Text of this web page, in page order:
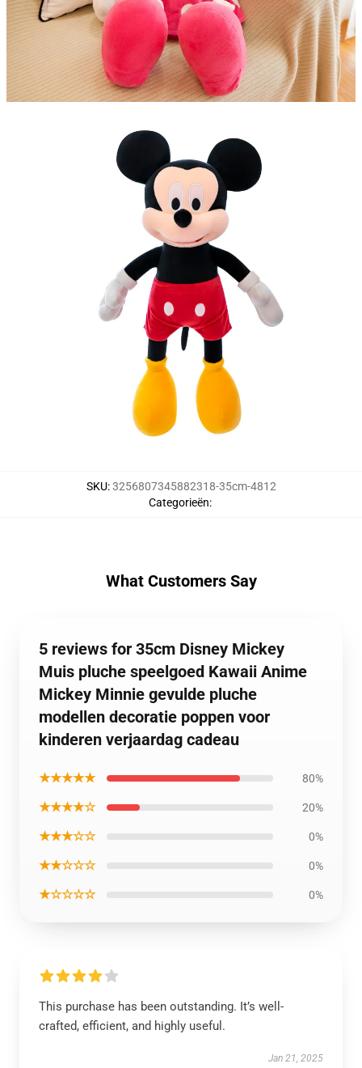
SKU:3256807345882318-35cm-4812
Categorieën:
What Customers Say
5 reviews for 35cm Disney Mickey
Muis pluche speelgoed Kawaii Anime
Mickey Minnie gevulde pluche
modellen decoratie poppen voor
kinderen verjaardag cadeau
★★★★★ 80%
★★★★☆ 20%
★★★☆☆ 0%
★★☆☆☆ 0%
★☆☆☆☆ 0%
This purchase has been outstanding. It’s well-
crafted, efficient, and highly useful.
Jan 21, 2025